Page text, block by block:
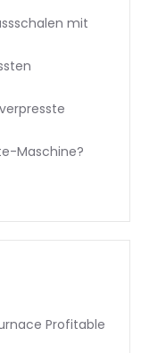
mit
Maschine?
Profitable